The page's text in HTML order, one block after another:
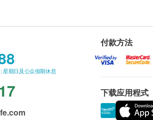
星期日及公众假期休息
付款方法
下载应用程式